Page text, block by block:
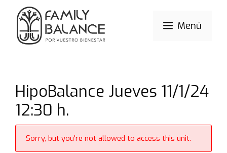
Saltar
contenido
Menú
HipoBalance Jueves 11/1/24
12:30 h.
Sorry, but you're not allowed to access this unit.